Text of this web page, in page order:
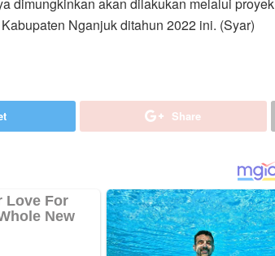
dimungkinkan akan dilakukan melalui proyek
Nganjuk ditahun 2022 ini. (Syar)
Share